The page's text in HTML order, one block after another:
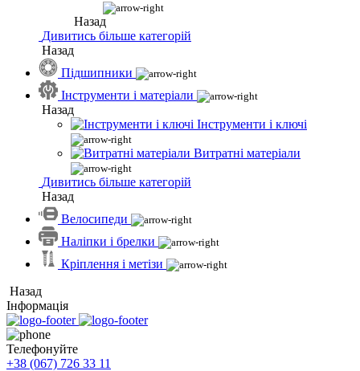
Назад
Дивитись більше категорій
Назад
Підшипники
Інструменти і матеріали
Назад
Інструменти і ключі
Витратні матеріали
Дивитись більше категорій
Назад
Велосипеди
Наліпки і брелки
Кріплення і метізи
Назад
Інформація
Телефонуйте
+38 (067) 726 33 11